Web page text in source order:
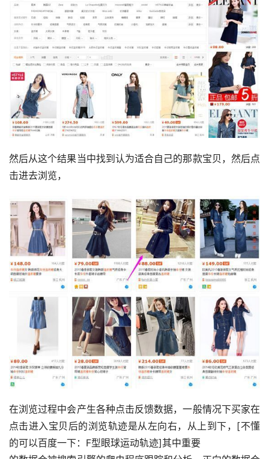
然后从这个结果当中找到认为适合自己的那款宝贝，然后点
击进去浏览，
在浏览过程中会产生各种点击反馈数据，一般情况下买家在
点击进入宝贝后的浏览轨迹是从左向右，从上到下，[不懂
的可以百度一下：F型眼球运动轨迹]其中重要